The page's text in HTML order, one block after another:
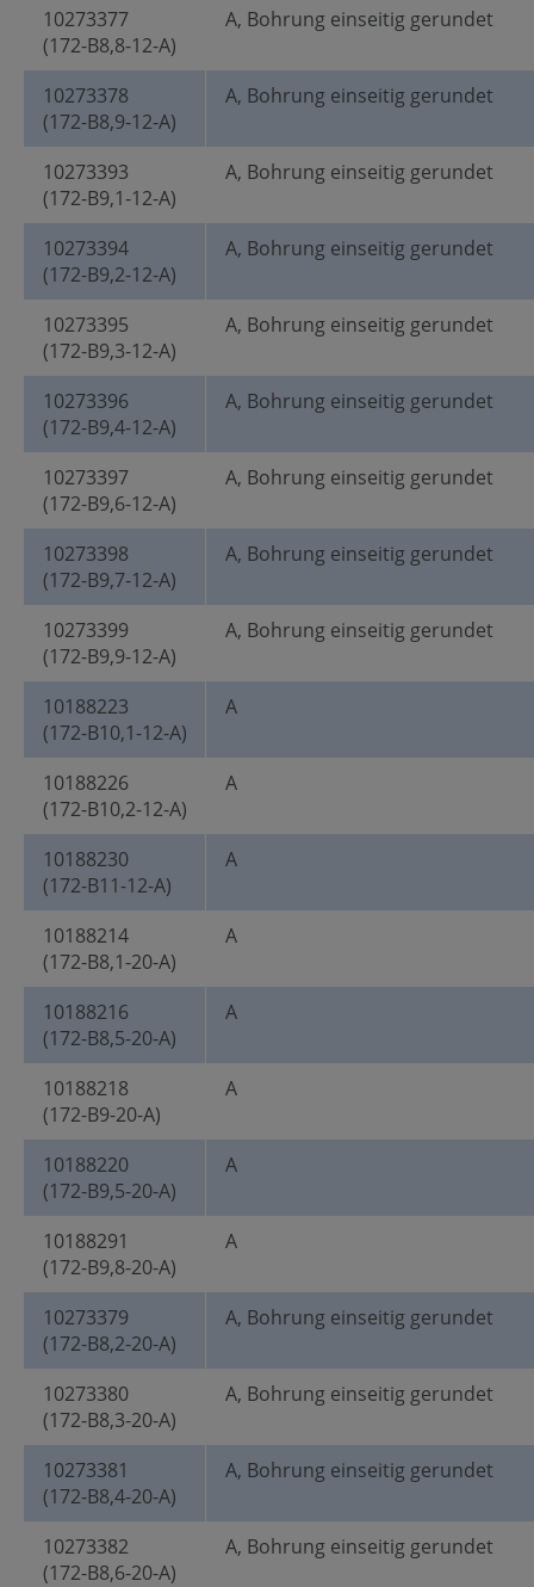
10273377
(172-B8,8-12-A)
A, Bohrung einseitig gerundet
10273378
(172-B8,9-12-A)
A, Bohrung einseitig gerundet
10273393
(172-B9,1-12-A)
A, Bohrung einseitig gerundet
10273394
(172-B9,2-12-A)
A, Bohrung einseitig gerundet
10273395
(172-B9,3-12-A)
A, Bohrung einseitig gerundet
10273396
(172-B9,4-12-A)
A, Bohrung einseitig gerundet
10273397
(172-B9,6-12-A)
A, Bohrung einseitig gerundet
10273398
(172-B9,7-12-A)
A, Bohrung einseitig gerundet
10273399
(172-B9,9-12-A)
A, Bohrung einseitig gerundet
10188223
(172-B10,1-12-A)
A
10188226
(172-B10,2-12-A)
A
10188230
(172-B11-12-A)
A
10188214
(172-B8,1-20-A)
A
10188216
(172-B8,5-20-A)
A
10188218
(172-B9-20-A)
A
10188220
(172-B9,5-20-A)
A
10188291
(172-B9,8-20-A)
A
10273379
(172-B8,2-20-A)
A, Bohrung einseitig gerundet
10273380
(172-B8,3-20-A)
A, Bohrung einseitig gerundet
10273381
(172-B8,4-20-A)
A, Bohrung einseitig gerundet
10273382
(172-B8,6-20-A)
A, Bohrung einseitig gerundet